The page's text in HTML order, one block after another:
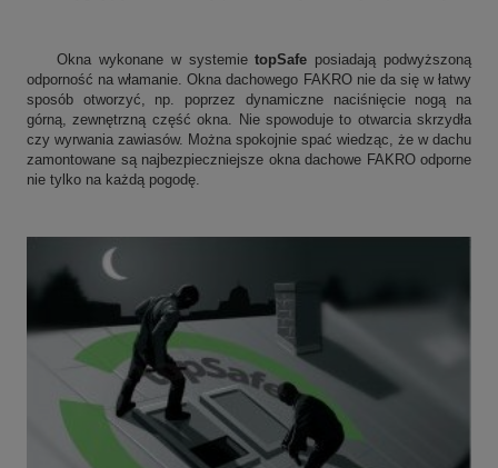
Okna wykonane w systemietopSafe posiadają podwyższoną
odporność na włamanie. Okna dachowego FAKRO nie da się w łatwy
sposób otworzyć, np. poprzez dynamiczne naciśnięcie nogą na
górną, zewnętrzną część okna. Nie spowoduje to otwarcia skrzydła
czy wyrwania zawiasów. Można spokojnie spać wiedząc, że w dachu
zamontowane są najbezpieczniejsze okna dachowe FAKRO odporne
nie tylko na każdą pogodę.